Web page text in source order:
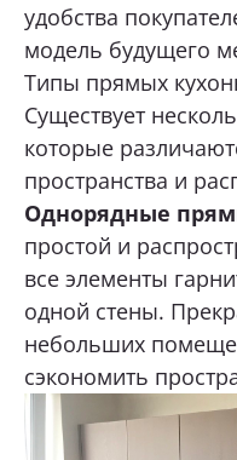
удобства
модель будущего
Типы прямых
Существует
которые
пространства и
Однорядные
простой и
все элементы
одной стены.
небольших
сэкономить